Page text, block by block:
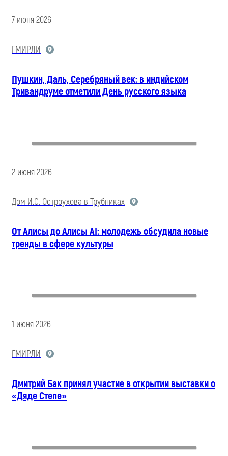
7 июня 2026
ГМИРЛИ
Пушкин, Даль, Серебряный век: в индийском
Тривандруме отметили День русского языка
2 июня 2026
Дом И.С. Остроухова в Трубниках
От Алисы до Алисы AI: молодежь обсудила новые
тренды в сфере культуры
1 июня 2026
ГМИРЛИ
Дмитрий Бак принял участие в открытии выставки о
«Дяде Степе»